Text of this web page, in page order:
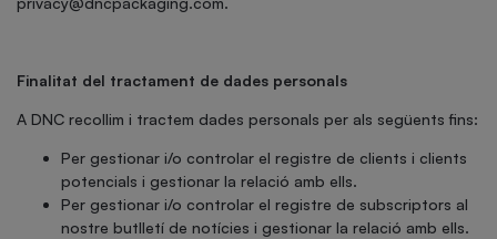
Finalitat del tractament de dades personals
A DNC recollim i tractem dades personals per als següents fins:
Per gestionar i/o controlar el registre de clients i clients
potencials i gestionar la relació amb ells.
Per gestionar i/o controlar el registre de subscriptors al
nostre butlletí de notícies i gestionar la relació amb ells.